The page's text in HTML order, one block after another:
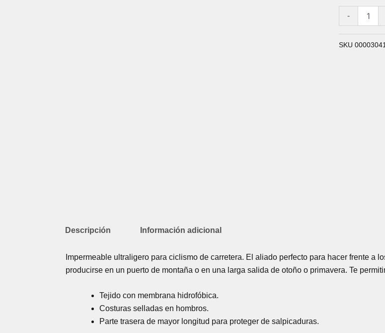
-
SKU 00003041
Descripción Información adicional
Impermeable ultraligero para ciclismo de carretera. El aliado perfecto para hacer frente a
producirse en un puerto de montaña o en una larga salida de otoño o primavera. Te
Tejido con membrana hidrofóbica.
Costuras selladas en hombros.
Parte trasera de mayor longitud para proteger de salpicaduras.